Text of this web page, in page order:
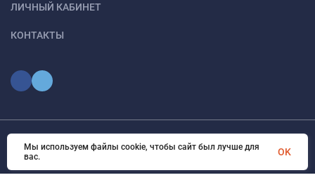
ЛИЧНЫЙ КАБИНЕТ
КОНТАКТЫ
© 2026 optmoskvaa.ru Все права защищены
Мы используем файлы cookie, чтобы сайт был лучше для
вас.
OK